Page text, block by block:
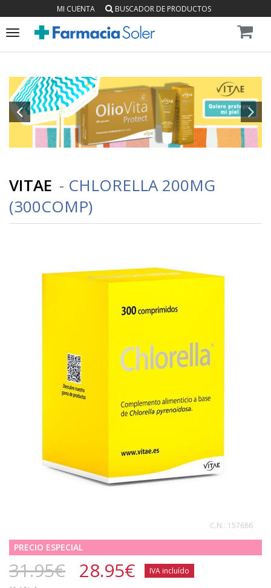
MI CUENTA BUSCADOR DE PRODUCTOS
Toggle
VITAE - CHLORELLA 200MG
(300COMP)
C.N.: 157686
PRECIO ESPECIAL
31.95€ 28.95€ IVA incluído